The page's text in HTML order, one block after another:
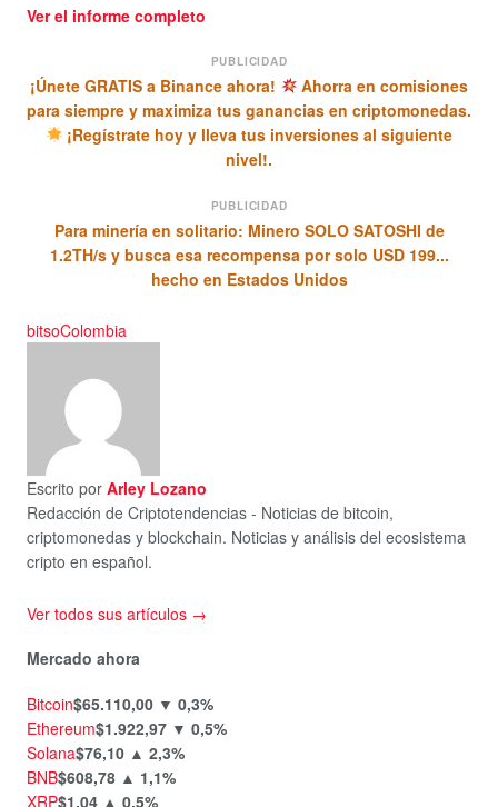
Ver el informe completo
PUBLICIDAD
¡Únete GRATIS a Binance ahora!
Ahorra en comisiones
para siempre y maximiza tus ganancias en criptomonedas.
¡Regístrate hoy y lleva tus inversiones al siguiente
nivel!.
PUBLICIDAD
Para minería en solitario: Minero SOLO SATOSHI de
1.2TH/s y busca esa recompensa por solo USD 199...
hecho en Estados Unidos
bitsoColombia
Escrito por Arley Lozano
Redacción de Criptotendencias - Noticias de bitcoin,
criptomonedas y blockchain. Noticias y análisis del ecosistema
cripto en español.
Ver todos sus artículos →
Mercado ahora
Bitcoin$65.110,00 ▼ 0,3%
Ethereum$1.922,97 ▼ 0,5%
Solana$76,10 ▲ 2,3%
BNB$608,78 ▲ 1,1%
XRP$1,04 ▲ 0,5%